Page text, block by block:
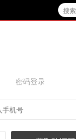
密码登录